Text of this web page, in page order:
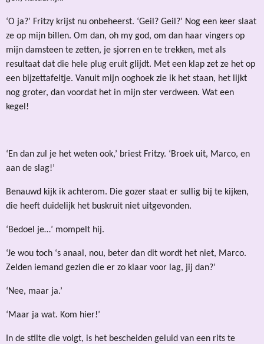
‘O ja?’ Fritzy krijst nu onbeheerst. ‘Geil? Geil?’ Nog een keer slaat
ze op mijn billen. Om dan, oh my god, om dan haar vingers op
mijn damsteen te zetten, je sjorren en te trekken, met als
resultaat dat die hele plug eruit glijdt. Met een klap zet ze het op
een bijzettafeltje. Vanuit mijn ooghoek zie ik het staan, het lijkt
nog groter, dan voordat het in mijn ster verdween. Wat een
kegel!
‘En dan zul je het weten ook,’ briest Fritzy. ‘Broek uit, Marco, en
aan de slag!’
Benauwd kijk ik achterom. Die gozer staat er sullig bij te kijken,
die heeft duidelijk het buskruit niet uitgevonden.
‘Bedoel je…’ mompelt hij.
‘Je wou toch ‘s anaal, nou, beter dan dit wordt het niet, Marco.
Zelden iemand gezien die er zo klaar voor lag, jij dan?’
‘Nee, maar ja.’
‘Maar ja wat. Kom hier!’
In de stilte die volgt, is het bescheiden geluid van een rits te